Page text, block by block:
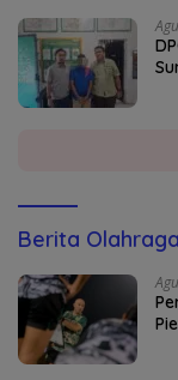
Berita Olahraga